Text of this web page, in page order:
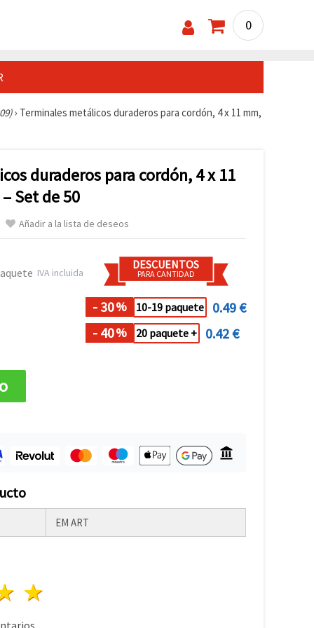
0
› Terminales metálicos duraderos para cordón, 4 x 11 mm,
duraderos para cordón, 4 x 11
Set de 50
Añadir a la lista de deseos
IVA incluida
DESCUENTOS
PARA CANTIDAD
- 30% 10-19 paquete
0.49 €
- 40% 20 paquete + 0.42 €
EM ART
4 estrellas
estrellas